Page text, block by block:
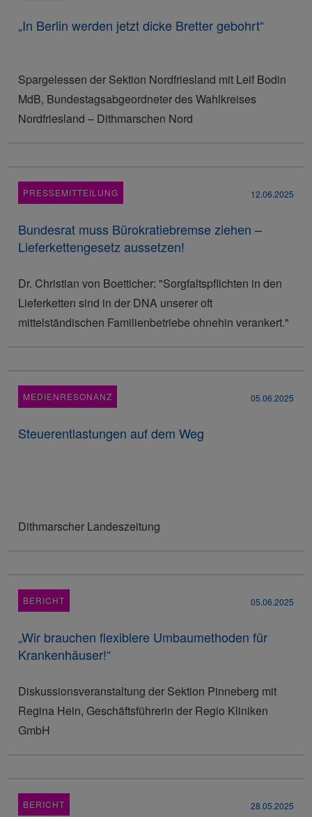
„In Berlin werden jetzt dicke Bretter gebohrt“
Spargelessen der Sektion Nordfriesland mit Leif Bodin
MdB, Bundestagsabgeordneter des Wahlkreises
Nordfriesland – Dithmarschen Nord
PRESSEMITTEILUNG 12.06.2025
Bundesrat muss Bürokratiebremse ziehen –
Lieferkettengesetz aussetzen!
Dr. Christian von Boetticher: "Sorgfaltspflichten in den
Lieferketten sind in der DNA unserer oft
mittelständischen Familienbetriebe ohnehin verankert."
MEDIENRESONANZ 05.06.2025
Steuerentlastungen auf dem Weg
Dithmarscher Landeszeitung
BERICHT 05.06.2025
„Wir brauchen flexiblere Umbaumethoden für
Krankenhäuser!“
Diskussionsveranstaltung der Sektion Pinneberg mit
Regina Hein, Geschäftsführerin der Regio Kliniken
GmbH
BERICHT 28.05.2025